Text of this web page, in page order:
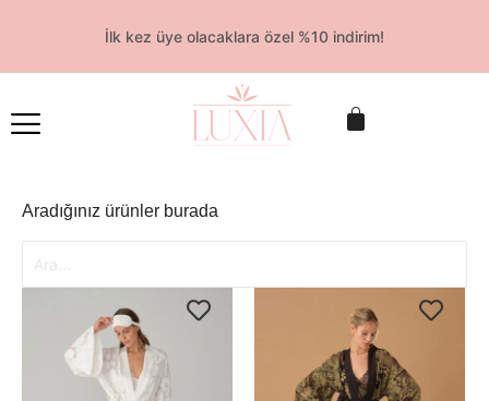
İlk kez üye olacaklara özel %10 indirim!
Aradığınız ürünler burada